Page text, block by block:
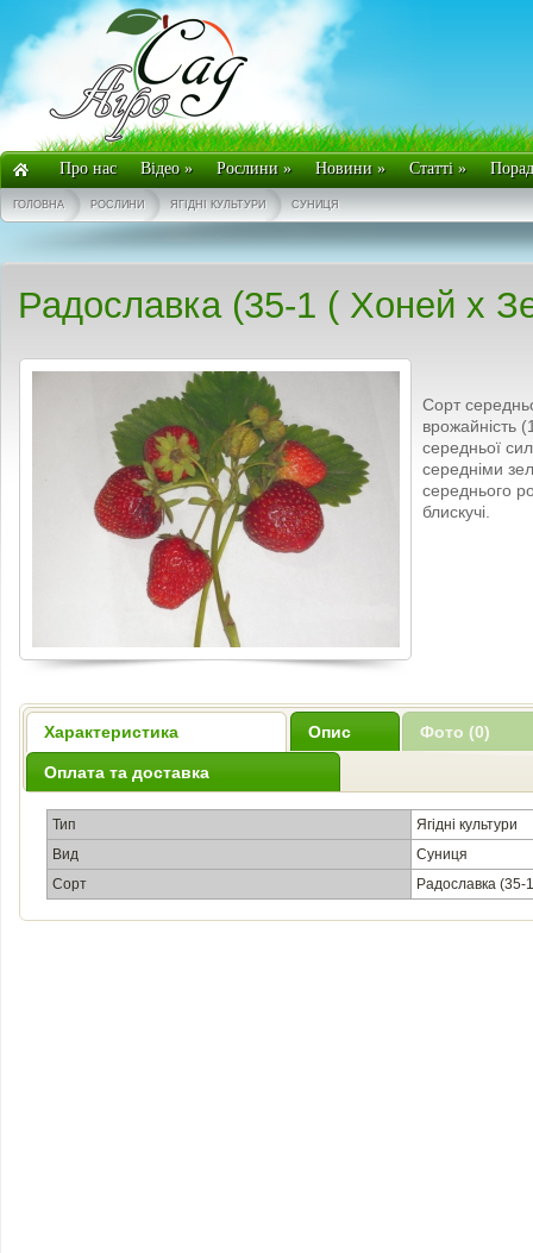
Про нас Відео» Рослини» Новини» Статті»
СУНИЦЯ
ЯГІДНІ КУЛЬТУРИ
РОСЛИНИ
ГОЛОВНА
Радославка (35-1 ( Хоней х
Сорт
врожайність
середньої
середніми
середнього
блискучі.
Характеристика Опис Фото (0)
Оплата та доставка
Тип
Ягідні культури
Вид
Суниця
Сорт
Радославка (35-